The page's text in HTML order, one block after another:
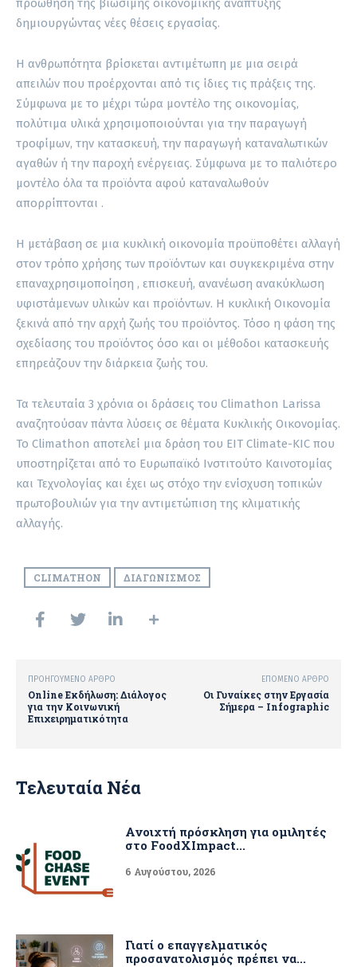
προώθηση της βιώσιμης οικονομικής ανάπτυξης
δημιουργώντας νέες θέσεις εργασίας.
Η ανθρωπότητα βρίσκεται αντιμέτωπη με μια σειρά
απειλών που προέρχονται από τις ίδιες τις πράξεις της.
Σύμφωνα με το μέχρι τώρα μοντέλο της οικονομίας,
πολύτιμα υλικά χρησιμοποιούνται για την παραγωγή
τροφίμων, την κατασκευή, την παραγωγή καταναλωτικών
αγαθών ή την παροχή ενέργειας. Σύμφωνα με το παλιότερο
μοντέλο όλα τα προϊόντα αφού καταναλωθούν
απορρίπτονται .
Η μετάβαση σε μια κυκλική οικονομία προϋποθέτει αλλαγή
στον τρόπο χρήσης των προϊόντων και συγκεκριμένα στην
επαναχρησιμοποίηση , επισκευή, ανανέωση ανακύκλωση
υφιστάμενων υλικών και προϊόντων. Η κυκλική Οικονομία
ξεκινά από την αρχή ζωής του προϊόντος. Τόσο η φάση της
σχεδίασης του προϊόντος όσο και οι μέθοδοι κατασκευής
επηρεάζουν την διάρκεια ζωής του.
Τα τελευταία 3 χρόνια οι δράσεις του Climathon Larissa
αναζητούσαν πάντα λύσεις σε θέματα Κυκλικής Οικονομίας.
To Climathon αποτελεί μια δράση του EIT Climate-KIC που
υποστηρίζεται από το Ευρωπαϊκό Ινστιτούτο Καινοτομίας
και Τεχνολογίας και έχει ως στόχο την ενίσχυση τοπικών
πρωτοβουλιών για την αντιμετώπιση της κλιματικής
αλλαγής.
CLIMATHON ΔΙΑΓΩΝΙΣΜΌΣ
ΠΡΟΗΓΟΎΜΕΝΟ ΆΡΘΡΟ
Online Εκδήλωση: Διάλογος
για την Κοινωνική
Επιχειρηματικότητα
ΕΠΌΜΕΝΟ ΆΡΘΡΟ
Οι Γυναίκες στην Εργασία
Σήμερα – Infographic
Τελευταία Νέα
Ανοιχτή πρόσκληση για ομιλητές
στο FoodXImpact...
6 Αυγούστου, 2026
Γιατί ο επαγγελματικός
προσανατολισμός πρέπει να...